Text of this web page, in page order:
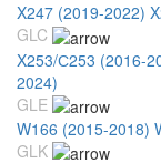
X247 (2019-2022)
GLC
X253/С253 (2016-
2024)
GLE
W166 (2015-2018)
GLK